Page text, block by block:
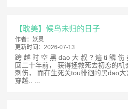
【耽美】候鸟未归的日子
作者： 妖灵
更新时间： 2026-07-13
跨 越 时 空 黑 dao 大 叔 ? 遍 ti 鳞 伤
回二十年前， 获得拯救死去初恋的机
刺伤， 而在生死关tou徘徊的黑dao
穿越.. ...